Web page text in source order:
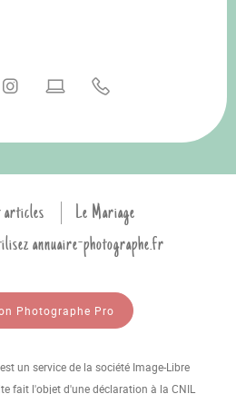
Le Mariage
annuaire-photographe.fr
Photographe Pro
un service de la société Image-Libre
fait l'objet d'une déclaration à la CNIL